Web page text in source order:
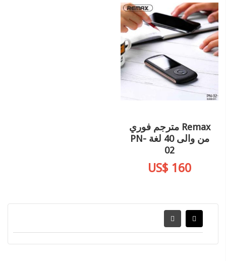
Remax مترجم فوري
من والى 40 لغة PN-
02
US$ 160